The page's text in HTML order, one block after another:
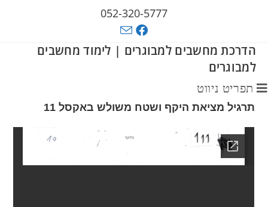
052-320-5777
הדרכת מחשבים למבוגרים | לימוד מחשבים
למבוגרים
תפריט ניווט
תרגיל מציאת היקף ושטח משולש באקסל 11